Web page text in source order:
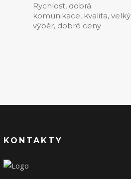
Rychlost, dobrá
komunikace, kvalita, velký
výběr, dobré ceny
KONTAKTY